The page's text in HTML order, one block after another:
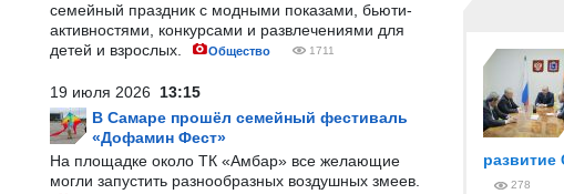
семейный праздник с модными показами, бьюти-
активностями, конкурсами и развлечениями для
детей и взрослых.
Общество 1711
19 июля 2026 13:15
В Самаре прошёл семейный фестиваль
«Дофамин Фест»
На площадке около ТК «Амбар» все желающие
могли запустить разнообразных воздушных змеев.
развитие
278